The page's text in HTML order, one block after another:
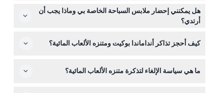
نعم، ولكن الأطفال تحت 90 سم يدخلون مجانًا، والأطفال بين
91-121 سم يحتاجون إلى تذكرة طفل، وما فوق 121 سم يحتاجون
إلى تذكرة بالغ للدخول إلى الحديقة.
هل يمكنني إحضار ملابس السباحة الخاصة بي وماذا يجب أن
أرتدي؟
من إحضار ملابس سباحة مناسبة لزيارتك.
كيف أحجز تذاكر أنداماندا بوكيت ومتنزه الألعاب المائية؟
مما يضمن دخولك في التاريخ المختار.
ما هي سياسة الإلغاء لتذكرة متنزه الألعاب المائية؟